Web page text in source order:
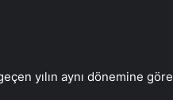
yılın aynı dönemine göre